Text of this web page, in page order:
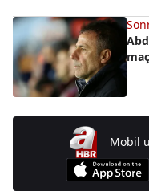
Mobil